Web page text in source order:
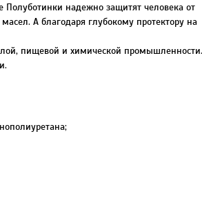
надежно защитят человека от
А благодаря глубокому протектору на
пищевой и химической